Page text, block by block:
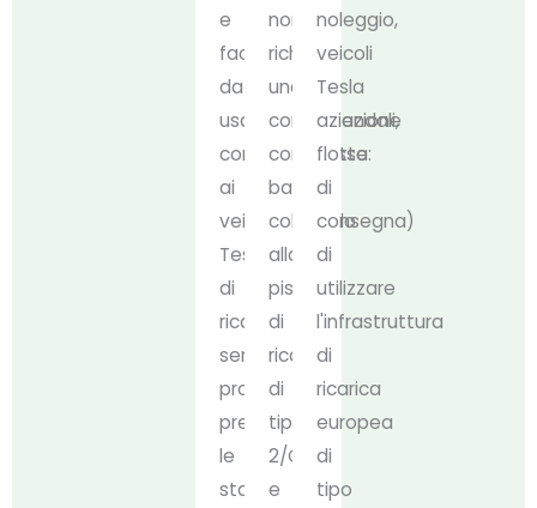
e
facile
da
usare,
consente
ai
veicoli
Tesla
di
ricaricarsi
senza
problemi
presso
le
stazioni
non
richiede
una
configurazione
complessa:
basta
collegarlo
alla
pistola
di
ricarica
di
tipo
2/CCS2
e
noleggio,
veicoli
Tesla
aziendali,
flotte
di
consegna)
di
utilizzare
l'infrastruttura
di
ricarica
europea
di
tipo